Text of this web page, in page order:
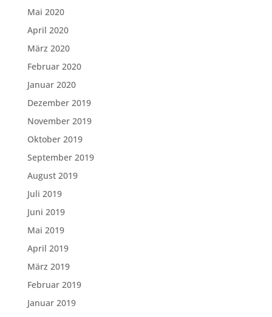
Mai 2020
April 2020
März 2020
Februar 2020
Januar 2020
Dezember 2019
November 2019
Oktober 2019
September 2019
August 2019
Juli 2019
Juni 2019
Mai 2019
April 2019
März 2019
Februar 2019
Januar 2019